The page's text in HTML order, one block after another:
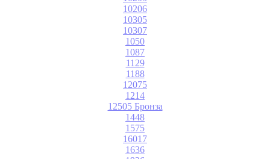
10206
10305
10307
1050
1087
1129
1188
12075
1214
12505 Бронза
1448
1575
16017
1636